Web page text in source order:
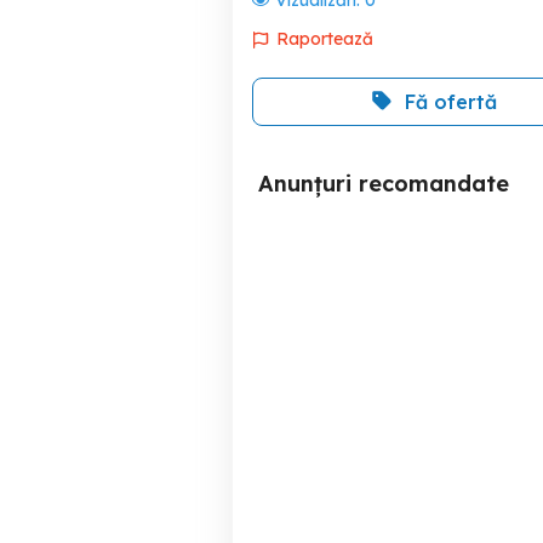
Raportează
Fă ofertă
Anunțuri recomandate